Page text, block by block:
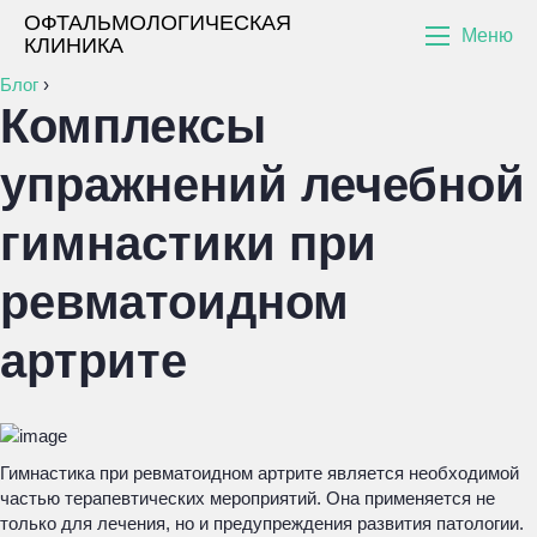
ОФТАЛЬМОЛОГИЧЕСКАЯ
КЛИНИКА
Меню
Блог ›
Комплексы
упражнений лечебной
гимнастики при
ревматоидном
артрите
Гимнастика при ревматоидном артрите является необходимой
частью терапевтических мероприятий. Она применяется не
только для лечения, но и предупреждения развития патологии.